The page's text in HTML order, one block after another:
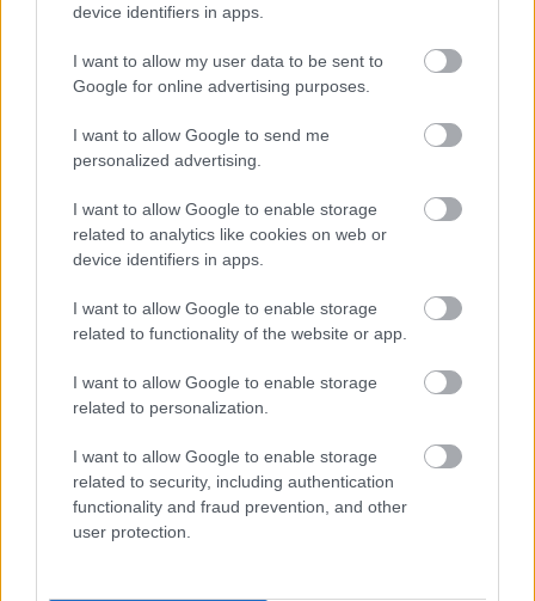
device identifiers in apps.
I want to allow my user data to be sent to
Google for online advertising purposes.
I want to allow Google to send me
personalized advertising.
I want to allow Google to enable storage
related to analytics like cookies on web or
device identifiers in apps.
I want to allow Google to enable storage
related to functionality of the website or app.
I want to allow Google to enable storage
related to personalization.
I want to allow Google to enable storage
related to security, including authentication
functionality and fraud prevention, and other
user protection.
Látványos építési szakasz indult be a
Flórián téri felüljárón
Paks II.: Mit jelent az 5. blokk új
mérföldköve a felülvizsgálat
árnyékában?
HÍRLEVÉL
E-mail cím